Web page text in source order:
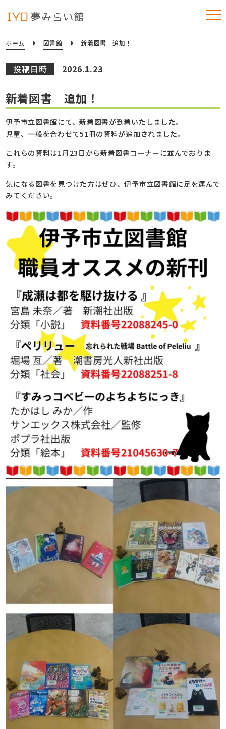
ホーム 図書館 新着図書 追加！
投稿日時 2026.1.23
新着図書 追加！
伊予市立図書館にて、新着図書が到着いたしました。
児童、一般を合わせて51冊の資料が追加されました。
これらの資料は1月23日から新着図書コーナーに並んでおりま
す。
気になる図書を見つけた方はぜひ、伊予市立図書館に足を運んで
みてください。